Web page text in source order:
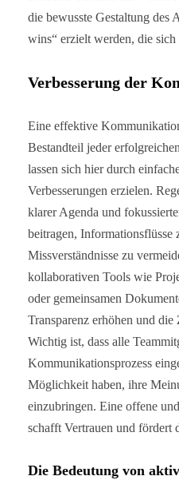
die bewusste Gestaltung des
wins“ erzielt werden, die
Verbesserung der
Eine effektive
Bestandteil jeder
lassen sich hier durch
Verbesserungen erzielen.
klarer Agenda und
beitragen, Informationsflüsse
Missverständnisse zu
kollaborativen Tools wie
oder gemeinsamen
Transparenz erhöhen und
Wichtig ist, dass alle
Kommunikationsprozess
Möglichkeit haben, ihre
einzubringen. Eine offene
schafft Vertrauen und fördert
Die Bedeutung von